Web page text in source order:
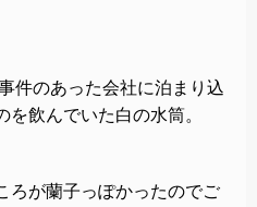
件のあった会社に泊まり込
飲んでいた白の水筒。
ろが蘭子っぽかったのでご